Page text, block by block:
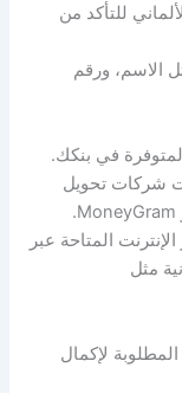
للتأكد من
الاسم، ورقم
في بنكك.
شركات تحويل
المتاحة عبر
مثل
لإكمال